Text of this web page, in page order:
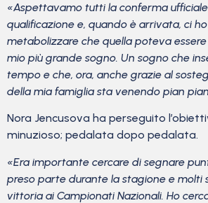
«Aspettavamo tutti la conferma
qualificazione e, quando è arrivata, ci
metabolizzare che quella poteva
mio più grande sogno. Un sogno che
tempo e che, ora, anche grazie al
della mia famiglia sta venendo pian
Nora Jencusova ha perseguito
minuzioso; pedalata dopo pedalata.
«Era importante cercare di segnare
preso parte durante la stagione e molti
vittoria ai Campionati Nazionali. Ho